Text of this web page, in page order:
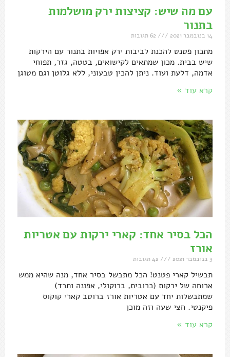
עם מה שיש: קציצות ירק מושלמות
בתנור
14 בנובמבר 2021
מתכון פטנט להכנת לביבות ירק אפויות בתנור עם הירקות
שיש בבית. מכון שמתאים לקישואים, בטטה, גזר, תפוחי
אדמה, דלעת ועוד. ניתן להכין טבעוני, ללא גלוטן וגם מטוגן
קרא עוד »
הכל בסיר אחד: קארי ירקות עם אטריות
אורז
3 בנובמבר 2021
תבשיל קארי פטנט! הכל מתבשל בסיר אחד, מנה שהיא ממש
ארוחה של ירקות (כרובית, ברוקולי, אפונה ותרד)
שמתבשלות יחד עם אטריות אורז ברוטב קארי קוקוס
פיקנטי. חצי שעה וזה מוכן
קרא עוד »